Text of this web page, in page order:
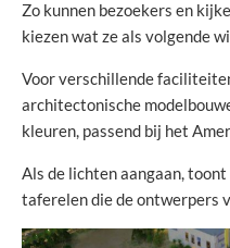
Zo kunnen bezoekers en
kiezen wat ze als volgende
Voor verschillende
architectonische
kleuren, passend bij het
Als de lichten aangaan,
taferelen die de ontwerpers